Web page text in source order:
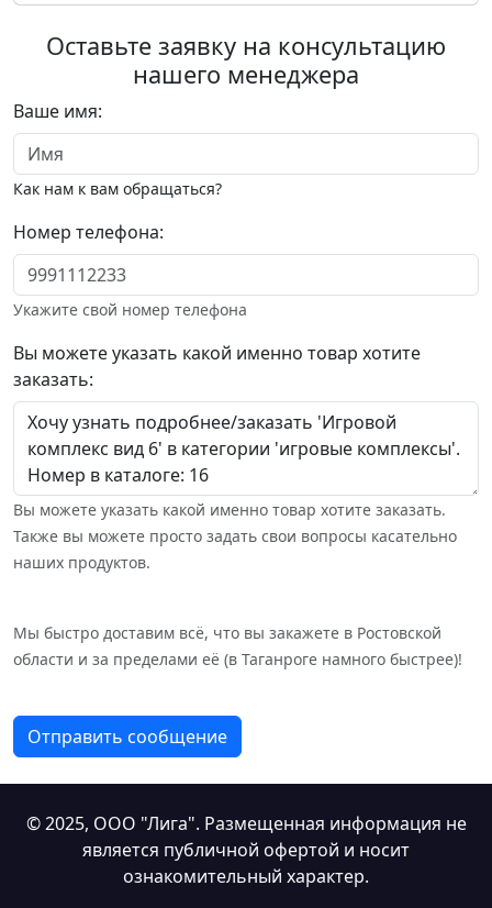
Оставьте заявку на консультацию
нашего менеджера
Ваше имя:
Как нам к вам обращаться?
Номер телефона:
Укажите свой номер телефона
Вы можете указать какой именно товар хотите
заказать:
Вы можете указать какой именно товар хотите заказать.
Также вы можете просто задать свои вопросы касательно
наших продуктов.
Мы быстро доставим всё, что вы закажете в Ростовской
области и за пределами её (в Таганроге намного быстрее)!
Отправить сообщение
© 2025, ООО "Лига". Размещенная информация не
является публичной офертой и носит
ознакомительный характер.